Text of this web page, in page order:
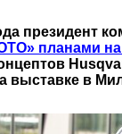
планами
выставке в